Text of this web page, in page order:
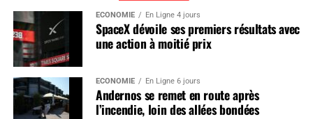
ÉCONOMIE En Ligne 4 jours
SpaceX dévoile ses premiers résultats avec
une action à moitié prix
ÉCONOMIE En Ligne 6 jours
Andernos se remet en route après
l’incendie, loin des allées bondées